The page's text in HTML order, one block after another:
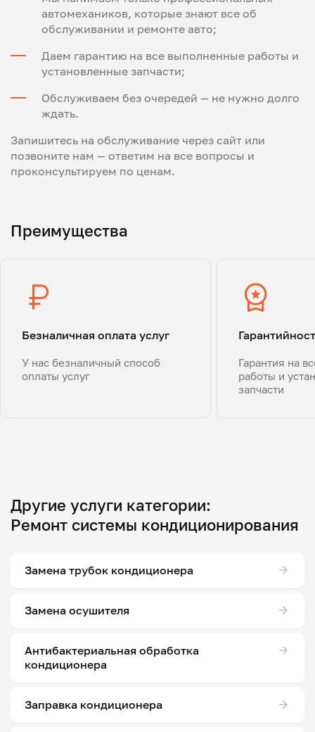
автомехаников, которые знают все об
обслуживании и ремонте авто;
Даем гарантию на все выполненные работы и
установленные запчасти;
Обслуживаем без очередей — не нужно долго
ждать.
Запишитесь на обслуживание через сайт или
позвоните нам — ответим на все вопросы и
проконсультируем по ценам.
Преимущества
Безналичная оплата услуг
У нас безналичный способ
оплаты услуг
Гарантия на
работы и
запчасти
Другие услуги категории:
Ремонт системы кондиционирования
Замена трубок кондиционера
Замена осушителя
Антибактериальная обработка
кондиционера
Заправка кондиционера